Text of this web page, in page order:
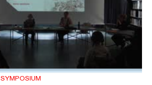
SYMPOSIUM